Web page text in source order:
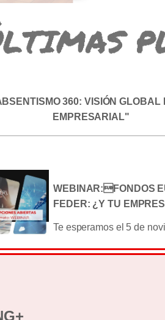
360: VISIÓN
EMPRESARIAL"
WEBINAR:FONDOS
FEDER: ¿Y TU
Te esperamos el 5 de